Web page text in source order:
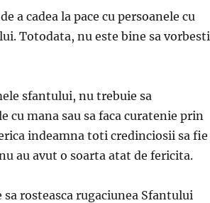
a cadea la pace cu persoanele cu
Totodata, nu este bine sa vorbesti
sfantului, nu trebuie sa
cu mana sau sa faca curatenie prin
indeamna toti credinciosii sa fie
au avut o soarta atat de fericita.
rosteasca rugaciunea Sfantului